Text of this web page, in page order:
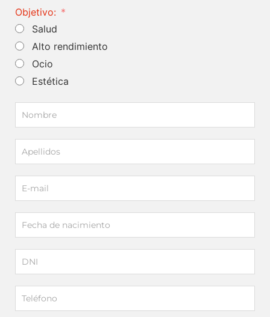
Objetivo:
Salud
Alto rendimiento
Ocio
Estética